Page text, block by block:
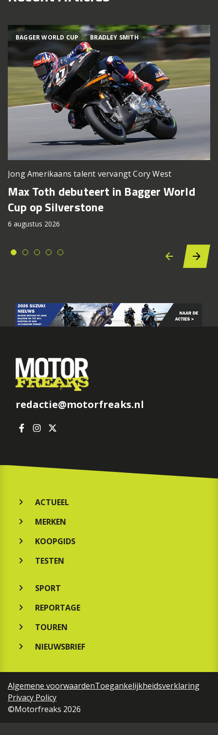
BAGGER WORLD CUP BRADLEY SMITH
Jong Amerikaans talent vervangt Cory West
Max Toth debuteert in Bagger World
Cup op Silverstone
6 augustus 2026
redactie@motorfreaks.nl
ACTUEEL
MERKEN
KOOPGIDS
TESTEN
SPORT
REPORTAGE
TOUREN
NIEUWSBRIEF
Algemene voorwaardenToegankelijkheidsverklaring
Privacy Policy
©Motorfreaks 2026